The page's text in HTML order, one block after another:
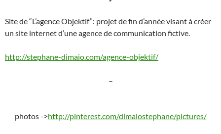
Site de “L’agence Objektif”: projet de fin d’année visant à créer
un site internet d’une agence de communication fictive.
http://stephane-dimaio.com/agence-objektif/
–
photos ->http://pinterest.com/dimaiostephane/pictures/